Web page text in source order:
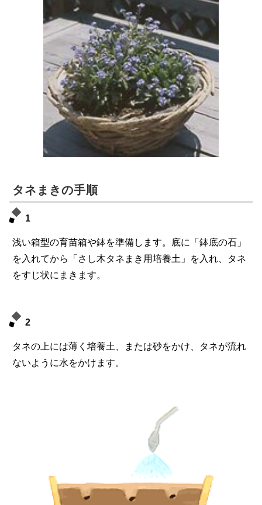
タネまきの手順
1
浅い箱型の育苗箱や鉢を準備します。底に「鉢底の石」
を入れてから「さし木タネまき用培養土」を入れ、タネ
をすじ状にまきます。
2
タネの上には薄く培養土、または砂をかけ、タネが流れ
ないように水をかけます。